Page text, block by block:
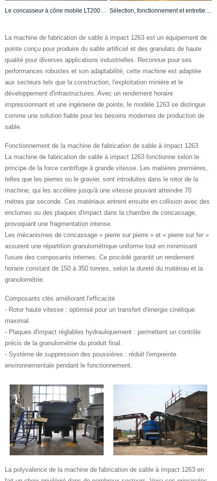
La machine de fabrication de sable à impact 1263 est un équipement de
pointe conçu pour produire du sable artificiel et des granulats de haute
qualité pour diverses applications industrielles. Reconnue pour ses
performances robustes et son adaptabilité, cette machine est adaptée
aux secteurs tels que la construction, l'exploitation minière et le
développement d'infrastructures. Avec un rendement horaire
impressionnant et une ingénierie de pointe, le modèle 1263 se distingue
comme une solution fiable pour les besoins modernes de production de
sable.
Fonctionnement de la machine de fabrication de sable à impact 1263
La machine de fabrication de sable à impact 1263 fonctionne selon le
principe de la force centrifuge à grande vitesse. Les matières premières,
telles que les pierres ou le gravier, sont introduites dans le rotor de la
machine, qui les accélère jusqu'à une vitesse pouvant atteindre 70
mètres par seconde. Ces matériaux entrent ensuite en collision avec des
enclumes ou des plaques d'impact dans la chambre de concassage,
provoquant une fragmentation intense.
Les mécanismes de concassage « pierre sur pierre » et « pierre sur fer »
assurent une répartition granulométrique uniforme tout en minimisant
l'usure des composants internes. Ce procédé garantit un rendement
horaire constant de 150 à 350 tonnes, selon la dureté du matériau et la
granulométrie.
Composants clés améliorant l'efficacité
- Rotor haute vitesse : optimisé pour un transfert d'énergie cinétique
maximal.
- Plaques d'impact réglables hydrauliquement : permettent un contrôle
précis de la granulométrie du produit final.
- Système de suppression des poussières : réduit l'empreinte
environnementale pendant le fonctionnement.
La polyvalence de la machine de fabrication de sable à impact 1263 en